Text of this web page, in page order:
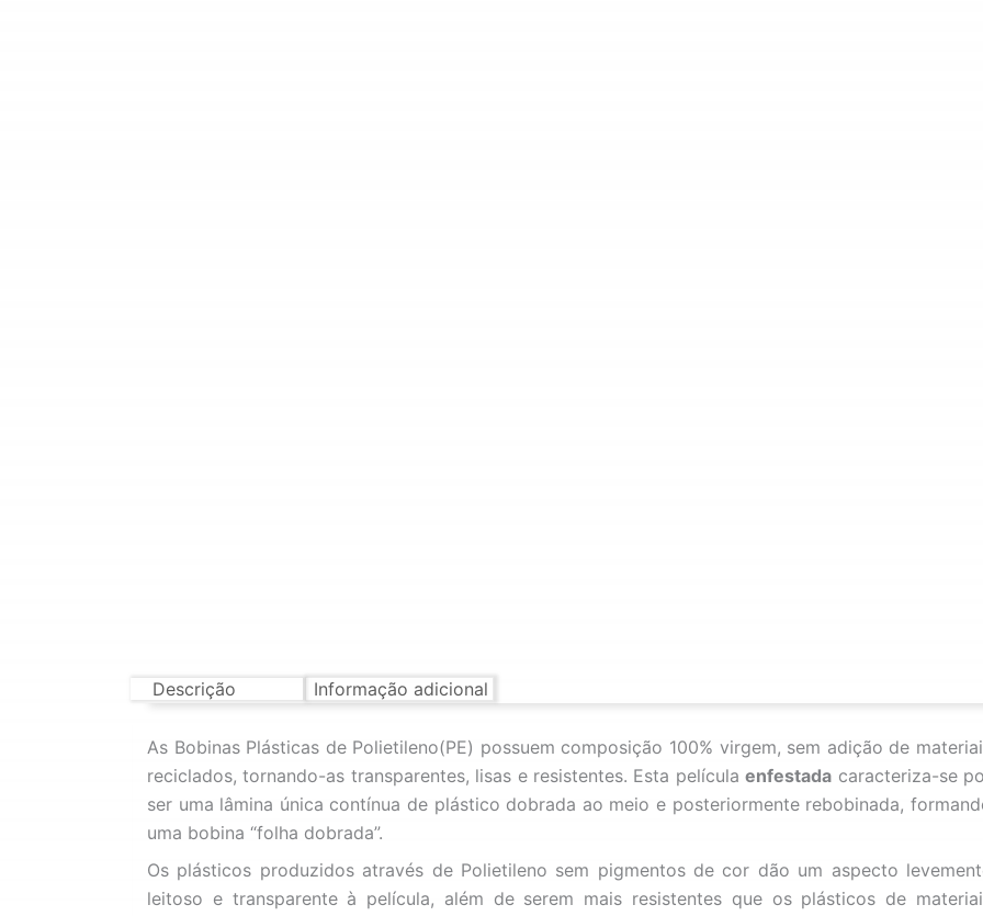
Descrição Informação adicional
As Bobinas Plásticas de Polietileno(PE) possuem composição 100% virgem, sem adição de
reciclados, tornando-as transparentes, lisas e resistentes. Esta películaenfestada caracteriza-se
ser uma lâmina única contínua de plástico dobrada ao meio e posteriormente rebobinada,
uma bobina “folha dobrada”.
Os plásticos produzidos através de Polietileno sem pigmentos de cor dão um aspecto
leitoso e transparente à película, além de serem mais resistentes que os plásticos de